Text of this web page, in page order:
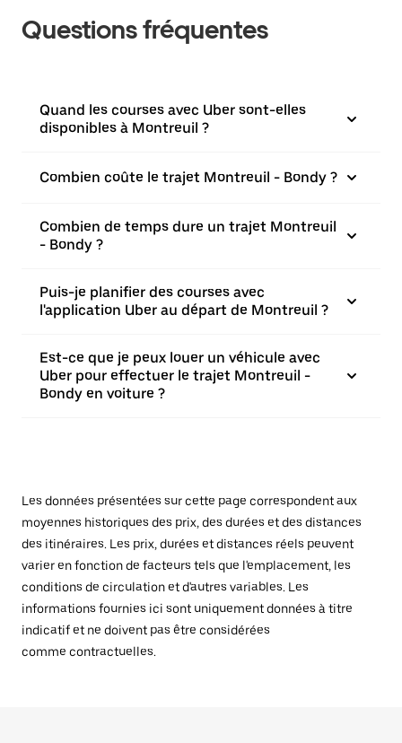
Questions fréquentes
Quand les courses avec Uber sont-elles
disponibles à Montreuil ?
Combien coûte le trajet Montreuil - Bondy ?
Combien de temps dure un trajet Montreuil
- Bondy ?
Puis-je planifier des courses avec
l'application Uber au départ de Montreuil ?
Est-ce que je peux louer un véhicule avec
Uber pour effectuer le trajet Montreuil -
Bondy en voiture ?
Les données présentées sur cette page correspondent aux
moyennes historiques des prix, des durées et des distances
des itinéraires. Les prix, durées et distances réels peuvent
varier en fonction de facteurs tels que l'emplacement, les
conditions de circulation et d'autres variables. Les
informations fournies ici sont uniquement données à titre
indicatif et ne doivent pas être considérées
comme contractuelles.